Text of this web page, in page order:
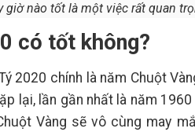
giờ nào tốt là một việc rất quan
có tốt không?
2020 chính là năm Chuột
lại, lần gần nhất là năm
Vàng sẽ vô cùng may